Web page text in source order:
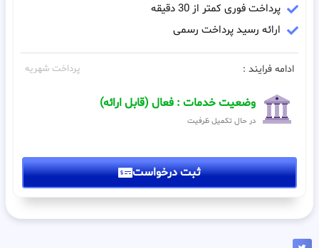
پرداخت فوری کمتر از 30 دقیقه
ارائه رسید پرداخت رسمی
ادامه فرایند : پرداخت شهریه
وضعیت خدمات : فعال (قابل ارائه)
در حال تکمیل ظرفیت
ثبت درخواست